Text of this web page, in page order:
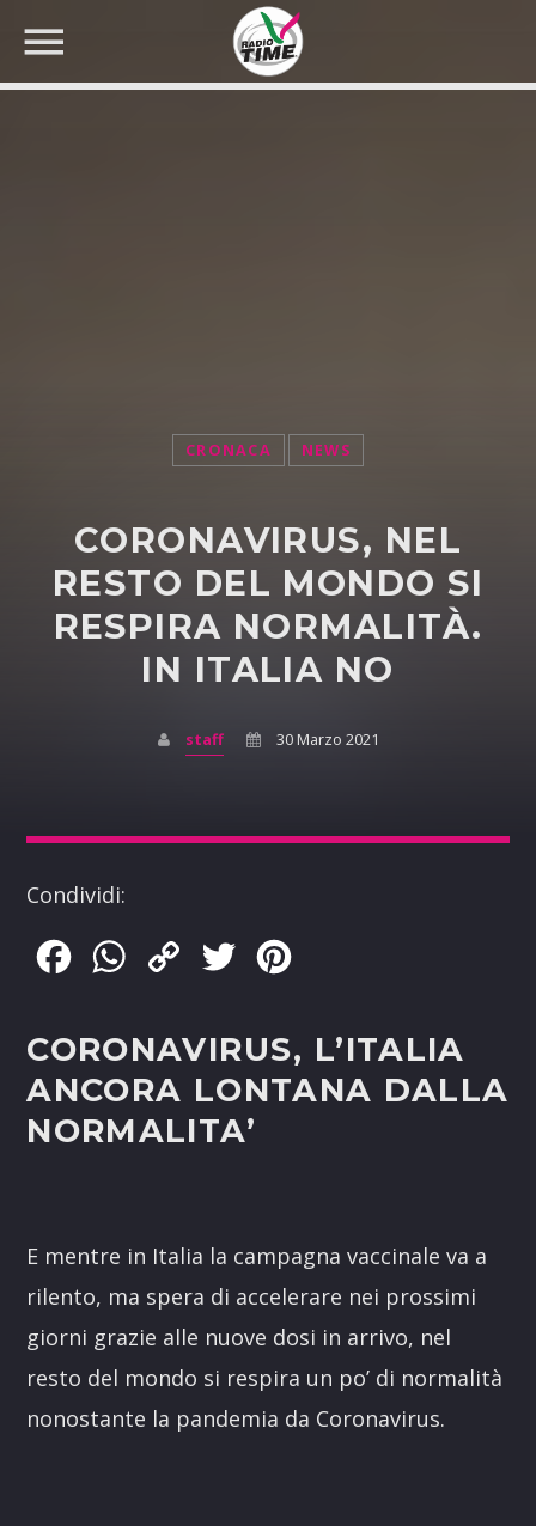
CRONACA NEWS
CORONAVIRUS, NEL
RESTO DEL MONDO SI
RESPIRA NORMALITÀ.
IN ITALIA NO
staff 30 Marzo 2021
Condividi:
FacebookWhatsApp
Copy
Twitter
CORONAVIRUS, L’ITALIA
ANCORA LONTANA DALLA
NORMALITA’
E mentre in Italia la campagna vaccinale va a
rilento, ma spera di accelerare nei prossimi
giorni grazie alle nuove dosi in arrivo, nel
resto del mondo si respira un po’ di normalità
nonostante la pandemia da Coronavirus.